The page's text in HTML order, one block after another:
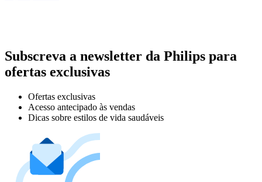
Subscreva a newsletter da Philips para
ofertas exclusivas
Ofertas exclusivas
Acesso antecipado às vendas
Dicas sobre estilos de vida saudáveis